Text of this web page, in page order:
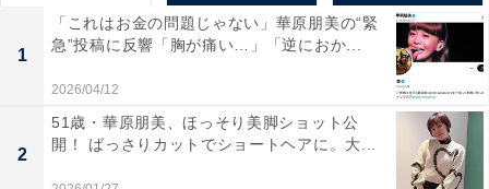
1
「これはお金の問題じゃない」華原朋美の“緊
急”投稿に反響「胸が痛い…」「逆におか...
2026/04/12
2
51歳・華原朋美、ほっそり美脚ショット公
開！ ばっさりカットでショートヘアに。大...